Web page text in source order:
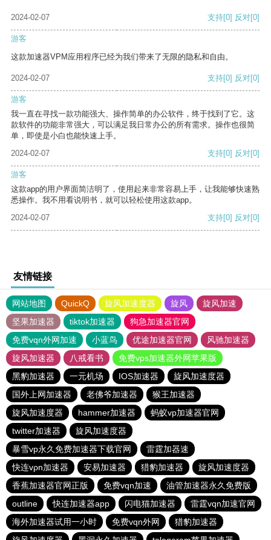
2024-02-07 支持[0] 反对[0]
游客
这款加速器VPM应用程序已经为我们带来了无限的隐私和自由。
2024-02-07 支持[0] 反对[0]
游客
我一直在寻找一款功能强大、操作简单的办公软件，终于找到了它。这
款软件的功能非常强大，可以满足我日常办公的所有需求。操作也很简
单，即使是小白也能快速上手。
2024-02-07
支持[0] 反对[0]
游客
这款app的用户界面简洁明了，使用起来非常容易上手，让我能够快速熟
悉操作。我不用看说明书，就可以轻松使用这款app。
2024-02-07
支持[0] 反对[0]
友情链接
网站地图 QuickQ 旋风加速度器 旋风
旋风加速
坚果加速器
tiktok加速器
狗急加速器官网
免费vqn外网加速
小蓝鸟 优途加速器官网
风驰加速器
旋风加速器
八戒看书
免费vps加速器外网苹果版
黑豹加速器
一元机场 IOS加速器
旋风加速度器
国外上网加速器
老佛爷加速器
猴王加速器
旋风加速度器
hammer加速器
蚂蚁vp加速器官网
twitter加速器
旋风加速度器
暴雪vp永久免费加速器下载官网
雷霆加器速
快连vρn加速器
安易加速器 猎豹加速器
旋风加速度器
香蕉加速器官网正版
免费vqn加速
油管加速器永久免费版
outline
快连加速器app 闪电猫加速器
雷霆vqn加速官网
海外加速器试用一小时
免费vqn外网
猎豹加速器